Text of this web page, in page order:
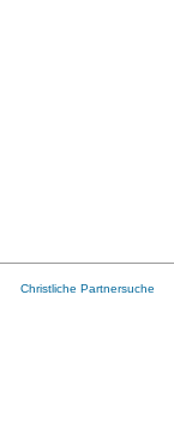
Christliche Partnersuche